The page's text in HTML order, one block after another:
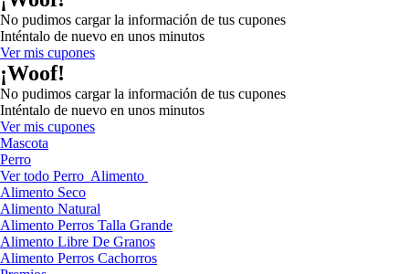
No pudimos cargar la información de tus cupones
Inténtalo de nuevo en unos minutos
Ver mis cupones
¡Woof!
No pudimos cargar la información de tus cupones
Inténtalo de nuevo en unos minutos
Ver mis cupones
Mascota
Perro
Ver todo Perro Alimento
Alimento Seco
Alimento Natural
Alimento Perros Talla Grande
Alimento Libre De Granos
Alimento Perros Cachorros